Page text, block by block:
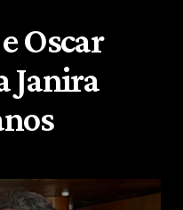
Oscar
Janira